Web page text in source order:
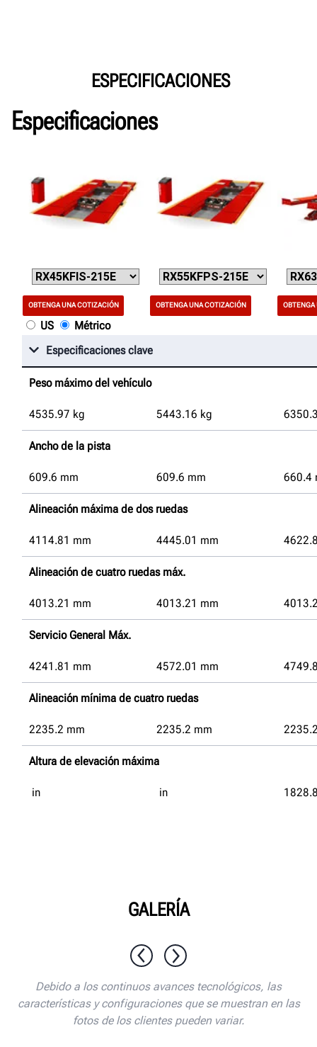
ESPECIFICACIONES
Especificaciones
OBTENGA UNA COTIZACIÓN OBTENGA UNA COTIZACIÓN OBTENGA
US
Métrico
Especificaciones clave
Peso máximo del vehículo
4535.97 kg 5443.16 kg
Ancho de la pista
609.6 mm 609.6 mm 660.4
Alineación máxima de dos ruedas
4114.81 mm 4445.01 mm
Alineación de cuatro ruedas máx.
4013.21 mm 4013.21 mm
Servicio General Máx.
4241.81 mm 4572.01 mm
Alineación mínima de cuatro ruedas
2235.2 mm 2235.2 mm
Altura de elevación máxima
in in
GALERÍA
Debido a los continuos avances tecnológicos, las
características y configuraciones que se muestran en las
fotos de los clientes pueden variar.